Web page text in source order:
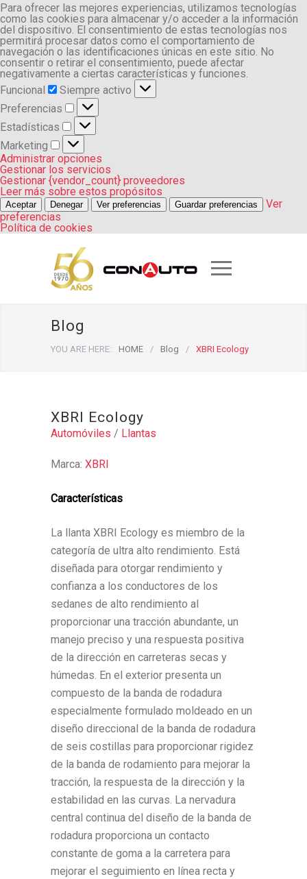
Para ofrecer las mejores experiencias, utilizamos tecnologías
como las cookies para almacenar y/o acceder a la información
del dispositivo. El consentimiento de estas tecnologías nos
permitirá procesar datos como el comportamiento de
navegación o las identificaciones únicas en este sitio. No
consentir o retirar el consentimiento, puede afectar
negativamente a ciertas características y funciones.
Funcional
Funcional
Siempre activo
Preferencias
Preferencias
Estadísticas
Estadísticas
Marketing
Marketing
Administrar opciones
Gestionar los servicios
Gestionar {vendor_count} proveedores
Leer más sobre estos propósitos
Aceptar Denegar Ver preferencias Guardar preferencias
Ver
preferencias
Política de cookies
Blog
YOU ARE HERE: HOME / Blog / XBRI Ecology
XBRI Ecology
Automóviles / Llantas
Marca: XBRI
Características
La llanta XBRI Ecology es miembro de la
categoría de ultra alto rendimiento. Está
diseñada para otorgar rendimiento y
confianza a los conductores de los
sedanes de alto rendimiento al
proporcionar una tracción abundante, un
manejo preciso y una respuesta positiva
de la dirección en carreteras secas y
húmedas. En el exterior presenta un
compuesto de la banda de rodadura
especialmente formulado moldeado en un
diseño direccional de la banda de rodadura
de seis costillas para proporcionar rigidez
de la banda de rodamiento para mejorar la
tracción, la respuesta de la dirección y la
estabilidad en las curvas. La nervadura
central continua del diseño de la banda de
rodadura proporciona un contacto
constante de goma a la carretera para
mejorar el seguimiento en línea recta y